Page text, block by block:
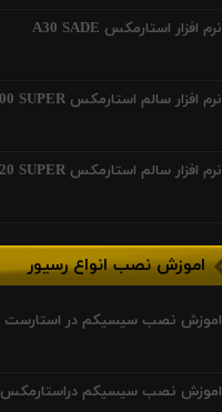
نرم افزار استارمکس A30 SADE
نرم افزار سالم استارمکس X100 SUPER
نرم افزار سالم استارمکس X20 SUPER
اموزش نصب انواع رسیور
اموزش نصب سیسیکم در استارست
اموزش نصب سیسیکم دراستارمکس